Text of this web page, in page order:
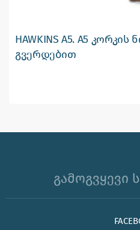
HAWKINS A5. A5
გვერდებით
გამოგვყევი